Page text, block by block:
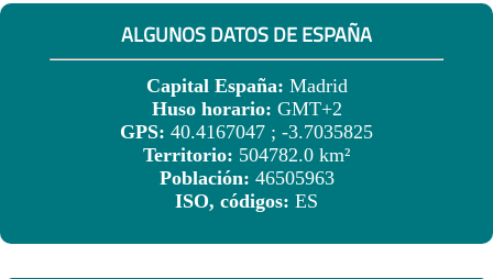
ALGUNOS DATOS DE ESPAÑA
Capital España: Madrid
Huso horario: GMT+2
GPS: 40.4167047 ; -3.7035825
Territorio: 504782.0 km²
Población: 46505963
ISO, códigos: ES